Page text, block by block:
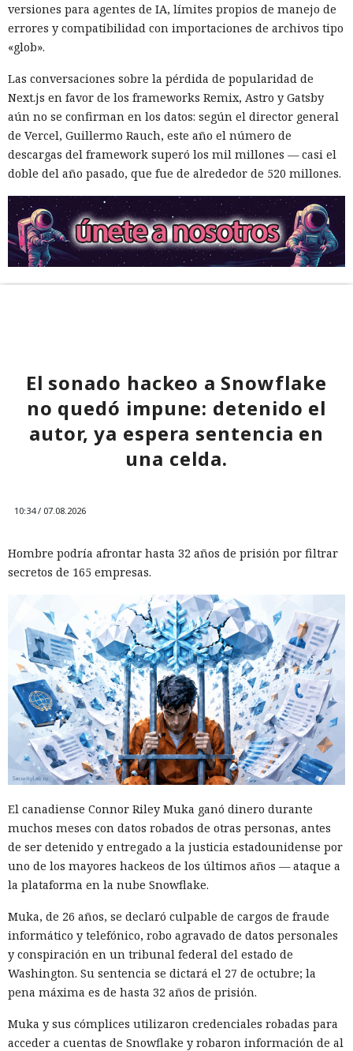
versiones para agentes de IA, límites propios de manejo de
errores y compatibilidad con importaciones de archivos tipo
«glob».
Las conversaciones sobre la pérdida de popularidad de
Next.js en favor de los frameworks Remix, Astro y Gatsby
aún no se confirman en los datos: según el director general
de Vercel, Guillermo Rauch, este año el número de
descargas del framework superó los mil millones — casi el
doble del año pasado, que fue de alrededor de 520 millones.
El sonado hackeo a Snowflake
no quedó impune: detenido el
autor, ya espera sentencia en
una celda.
10:34 / 07.08.2026
Hombre podría afrontar hasta 32 años de prisión por filtrar
secretos de 165 empresas.
El canadiense Connor Riley Muka ganó dinero durante
muchos meses con datos robados de otras personas, antes
de ser detenido y entregado a la justicia estadounidense por
uno de los mayores hackeos de los últimos años — ataque a
la plataforma en la nube Snowflake.
Muka, de 26 años, se declaró culpable de cargos de fraude
informático y telefónico, robo agravado de datos personales
y conspiración en un tribunal federal del estado de
Washington. Su sentencia se dictará el 27 de octubre; la
pena máxima es de hasta 32 años de prisión.
Muka y sus cómplices utilizaron credenciales robadas para
acceder a cuentas de Snowflake y robaron información de al